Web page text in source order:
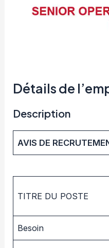
Détails de
Description
AVIS DE
TITRE DU POSTE
Besoin